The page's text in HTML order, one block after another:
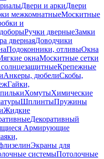
Двери и аркиДвери
межкомнатныеМоскитные
и
Ручки дверныеЗамки
двернаяДоводчики
Подоконники, отливыОкна
окнаМоскитные сетки
Крепежные
Анкеры, дюбелиСкобы,
Гайки,
ХомутыХимические
ШплинтыПружины
Жидкие
Декоративный
Армирующие
Экраны для
системыПотолочные